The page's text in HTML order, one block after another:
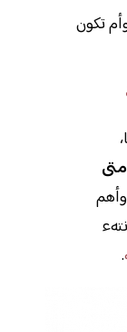
تكون
متى
وأهم
.